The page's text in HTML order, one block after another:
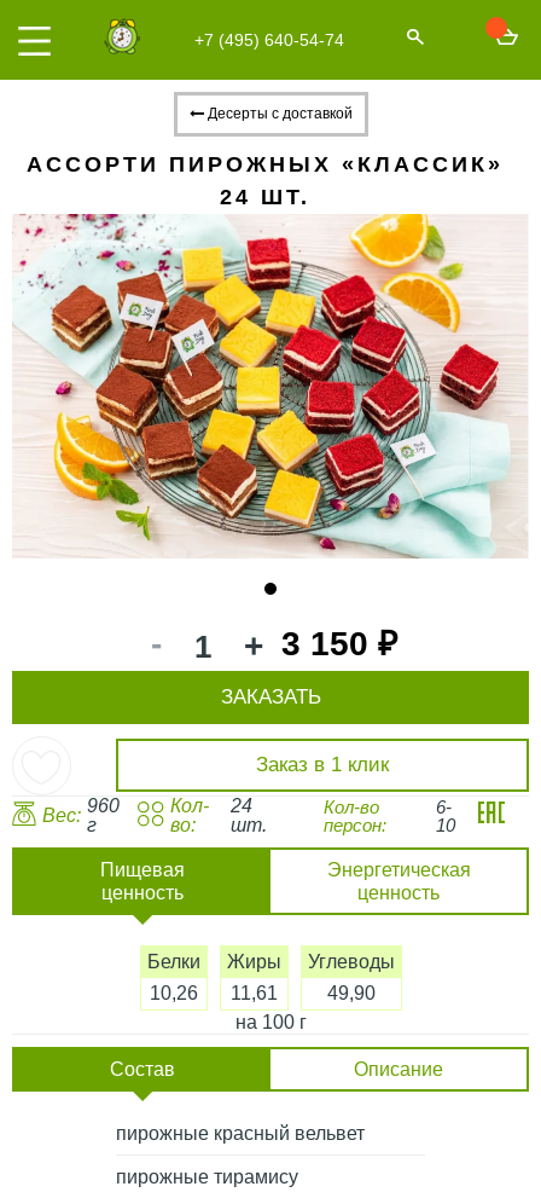
+7 (495) 640-54-74
Десерты с доставкой
АССОРТИ ПИРОЖНЫХ «КЛАССИК»
24 ШТ.
- + 3 150 ₽
Заказ в 1 клик
ЗАКАЗАТЬ
Вес: 960
г
Кол-
во:
24
шт.
Кол-во
персон:
6-
10
Пищевая
ценность
Энергетическая
ценность
Белки
10,26
Жиры
11,61
Углеводы
49,90
на 100 г
Состав Описание
пирожные красный вельвет
пирожные тирамису